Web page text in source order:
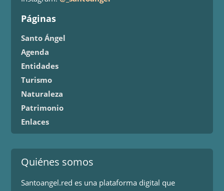
Páginas
Santo Ángel
Agenda
Entidades
Turismo
Naturaleza
Patrimonio
Enlaces
Quiénes somos
Santoangel.red es una plataforma digital que